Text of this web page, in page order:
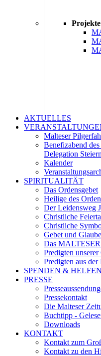
Projekte
AKTUELLES
Malteser
Benefizabend
Delegation
Kalender
SPIRITUALITÄT
Das Ordensgebet
Heilige des
Der Leidensweg
Christliche
Christliche
Gebet und Glaube
Das MALTESER
Predigten
Predigten aus
SPENDEN & HELFEN
PRESSE
Pressekontakt
Die Malteser
Buchtipp -
Downloads
KONTAKT
Kontakt zum
Kontakt zu den